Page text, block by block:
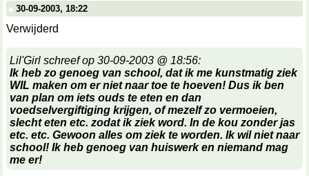
30-09-2003, 18:22
Verwijderd
Lil'Girl schreef op 30-09-2003 @ 18:56:
Ik heb zo genoeg van school, dat ik me kunstmatig ziek
WIL maken om er niet naar toe te hoeven! Dus ik ben
van plan om iets ouds te eten en dan
voedselvergiftiging krijgen, of mezelf zo vermoeien,
slecht eten etc. zodat ik ziek word. In de kou zonder jas
etc. etc. Gewoon alles om ziek te worden. Ik wil niet naar
school! Ik heb genoeg van huiswerk en niemand mag
me er!